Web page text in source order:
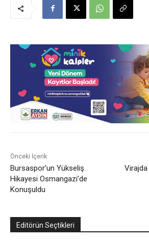
Önceki İçerik
Bursaspor’un Yükseliş
Hikayesi Osmangazi’de
Konuşuldu
Editörün Seçtikleri